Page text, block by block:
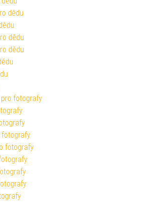
dědu
dědu
dědu
pro fotografy
fotografy
fotografy